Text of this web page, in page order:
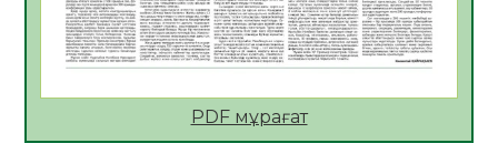
Үкіметте Президенттің отандық тауарды
қолдау жөніндегі тапсырмаларының
жүзеге асырылу барысы қаралуда
Жазғы лагерьде оқушылармен
профилактикалық кездесу өтті
PDF мұрағат